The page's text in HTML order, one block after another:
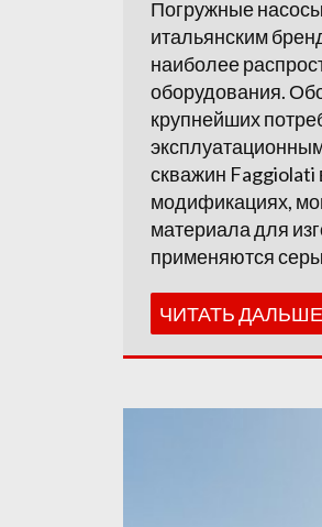
Погружные
итальянским
наиболее
оборудования.
крупнейших
скважин
модификациях,
материала для
применяются
ЧИТАТЬ ДАЛЬШЕ